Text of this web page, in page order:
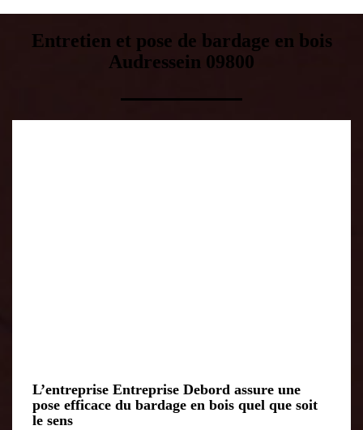
Entretien et pose de bardage en bois
Audressein 09800
L’entreprise Entreprise Debord assure une
pose efficace du bardage en bois quel que soit
le sens